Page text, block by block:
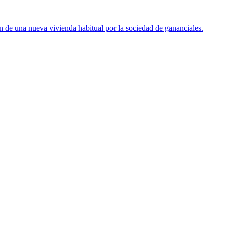
una nueva vivienda habitual por la sociedad de gananciales.